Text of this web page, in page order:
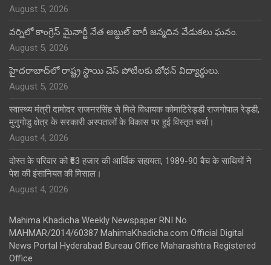
August 5, 2026
వర్నిలో కాంగ్రెస్ మైనార్టీ నేత అబ్దుల్ బారీ జన్మదిన వేడుకలు ఘనం.
August 5, 2026
హైదరాబాద్‌లో రాష్ట్ర స్థాయి చెస్ పోటీలకు బోధన్ విద్యార్థులు.
August 5, 2026
स्वास्थ्य मंत्री दामोदर राजनरसिंह से मिले विधायक कोमाटिरेड्डी राजगोपाल रेड्डी,
मुनुगोडु क्षेत्र के सरकारी अस्पतालों के विकास पर हुई विस्तृत चर्चा।
August 4, 2026
दोस्त के परिवार को ₹63 हजार की आर्थिक सहायता, 1989-90 बैच के साथियों ने
पेश की इंसानियत की मिसाल।
August 4, 2026
Mahima Khadicha Weekly Newspaper RNI No.
MAHMAR/2014/60387 MahimaKhadicha.com Official Digital
News Portal Hyderabad Bureau Office Maharashtra Registered
Office